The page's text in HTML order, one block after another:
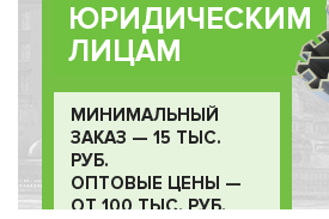
ЮРИДИЧЕСКИМ
ЛИЦАМ
МИНИМАЛЬНЫЙ
ЗАКАЗ — 15 ТЫС.
РУБ.
ОПТОВЫЕ ЦЕНЫ —
ОТ 100 ТЫС. РУБ.